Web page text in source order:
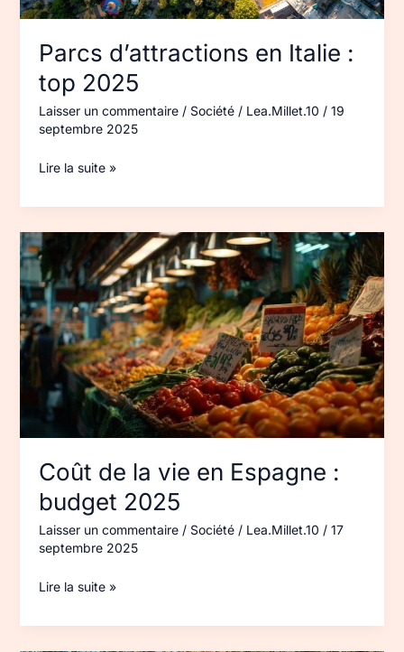
Parcs d’attractions en Italie :
top 2025
Laisser un commentaire / Société/ Lea.Millet.10 / 19
septembre 2025
Lire la suite »
Coût de la vie en Espagne :
budget 2025
Laisser un commentaire / Société/ Lea.Millet.10 / 17
septembre 2025
Coût
de
la
vie
en
Espagne :
budget 2025
Lire la suite »